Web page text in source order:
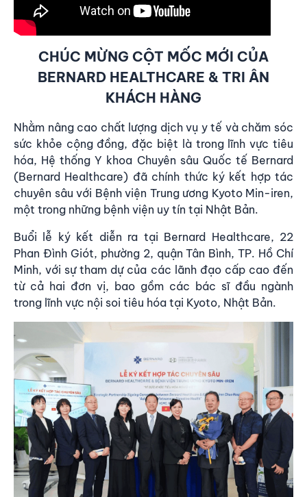
CHÚC MỪNG CỘT MỐC MỚI CỦA
BERNARD HEALTHCARE & TRI ÂN
KHÁCH HÀNG
Nhằm nâng cao chất lượng dịch vụ y tế và chăm sóc
sức khỏe cộng đồng, đặc biệt là trong lĩnh vực tiêu
hóa, Hệ thống Y khoa Chuyên sâu Quốc tế Bernard
(Bernard Healthcare) đã chính thức ký kết hợp tác
chuyên sâu với Bệnh viện Trung ương Kyoto Min-iren,
một trong những bệnh viện uy tín tại Nhật Bản.
Buổi lễ ký kết diễn ra tại Bernard Healthcare, 22
Phan Đình Giót, phường 2, quận Tân Bình, TP. Hồ Chí
Minh, với sự tham dự của các lãnh đạo cấp cao đến
từ cả hai đơn vị, bao gồm các bác sĩ đầu ngành
trong lĩnh vực nội soi tiêu hóa tại Kyoto, Nhật Bản.